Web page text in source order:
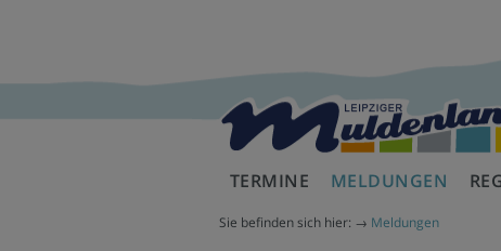
TERMINE MELDUNGEN
Sie befinden sich hier: → Meldungen